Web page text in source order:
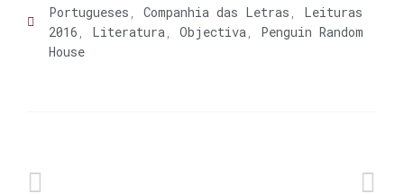
Portugueses
Companhia das Letras
Leituras
2016
Literatura Objectiva
Penguin Random
House